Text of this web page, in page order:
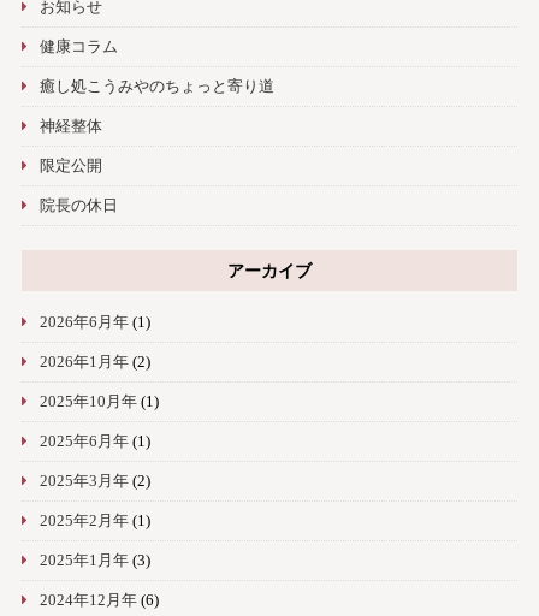
お知らせ
健康コラム
癒し処こうみやのちょっと寄り道
神経整体
限定公開
院長の休日
アーカイブ
2026年6月年(1)
2026年1月年(2)
2025年10月年(1)
2025年6月年(1)
2025年3月年(2)
2025年2月年(1)
2025年1月年(3)
2024年12月年(6)